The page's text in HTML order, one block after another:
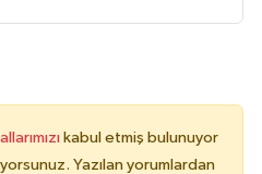
kabul etmiş bulunuyor
Yazılan yorumlardan